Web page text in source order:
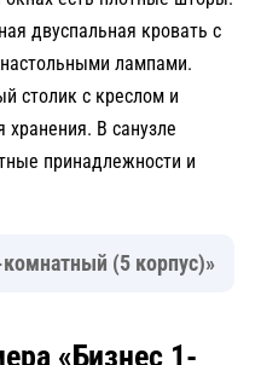
двуспальная кровать с
лампами.
столик с креслом и
В санузле
принадлежности и
(5 корпус)»
«Бизнес 1-